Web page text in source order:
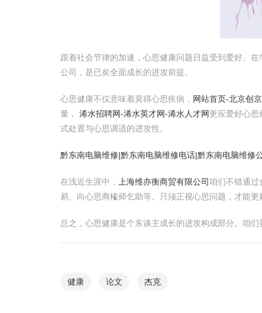
跟着社会节律的加速，心思健康问题日益受到爱好。
公司，是已矣全面成长的进攻前提。
心思健康不仅意味着莫得心思疾病， 网站首页-北京创
量， 浠水招聘网-浠水英才网-浠水人才网更应爱好心思
式处置与心思调适的进攻性。
黔东南电脑维修|黔东南电脑维修电话|黔东南电脑维修
在浅近生涯中， 上海维亦衡商贸有限公司 咱们不错通
易、向心思商榷师乞助等。只须正视心思问题，才能更
总之，心思健康是个东谈主成长的进攻构成部分。咱
健康 论文 杰克